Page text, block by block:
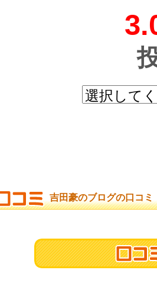
吉田豪のブログの口コミ